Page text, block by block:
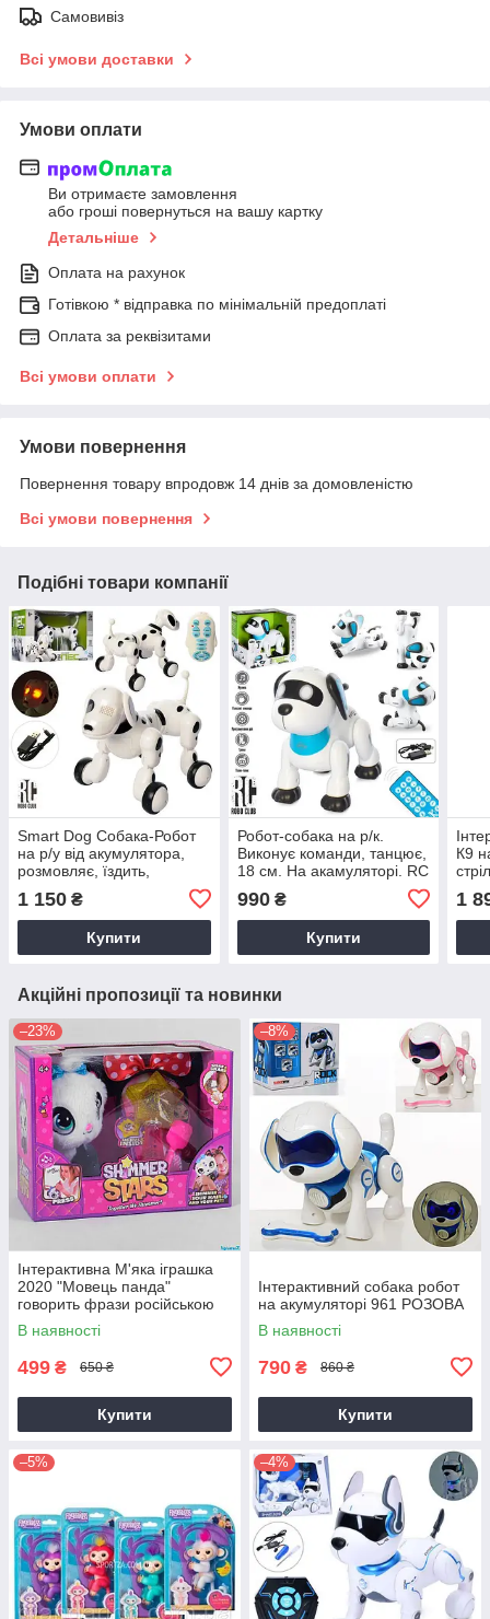
Самовивіз
Всі умови доставки
Умови оплати
Ви отримаєте замовлення
або гроші повернуться на вашу картку
Детальніше
Оплата на рахунок
Готівкою * відправка по мінімальній предоплаті
Оплата за реквізитами
Всі умови оплати
Умови повернення
Повернення товару впродовж 14 днів за домовленістю
Всі умови повернення
Подібні товари компанії
Smart Dog Собака-Робот
на р/у від акумулятора,
розмовляє, їздить,
1 150 ₴
Купити
Робот-собака на р/к.
Виконує команди, танцює,
18 см. На акамуляторі. RC
990₴
Купити
К9
1
Акційні пропозиції та новинки
–23%
Інтерактивна М'яка іграшка
2020 "Мовець панда"
говорить фрази російською
мовою, в коробці
В наявності
499 ₴ 650 ₴
Купити
–8%
Інтерактивний собака робот
на акумуляторі 961 РОЗОВА
В наявності
790 ₴ 860 ₴
Купити
–5% –4%